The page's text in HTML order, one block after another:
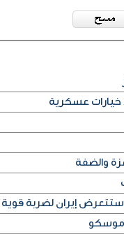
خيارات عسكرية
والضفة
ستتعرض إيران لضربة قوية